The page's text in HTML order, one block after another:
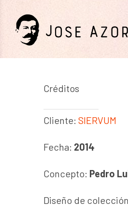
main
content
Créditos
Cliente:SIERVUM
Fecha: 2014
Concepto: Pedro
Diseño de